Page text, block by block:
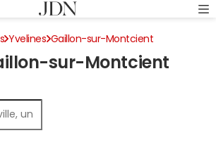
Yvelines Gaillon-sur-Montcient
sur-Montcient